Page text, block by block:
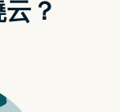
大家尽快更新到
16.3.1 以後，
App 推出更新，